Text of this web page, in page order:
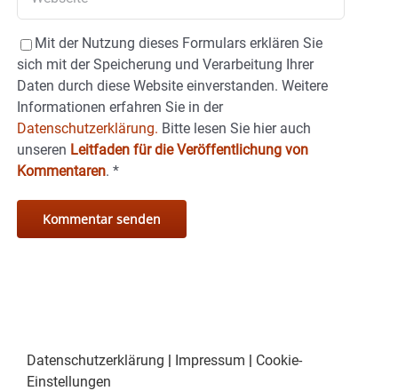
Mit der Nutzung dieses Formulars erklären Sie
sich mit der Speicherung und Verarbeitung Ihrer
Daten durch diese Website einverstanden. Weitere
Informationen erfahren Sie in der
Datenschutzerklärung. Bitte lesen Sie hier auch
unseren Leitfaden für die Veröffentlichung von
Kommentaren. *
Datenschutzerklärung Impressum
Cookie-
Einstellungen